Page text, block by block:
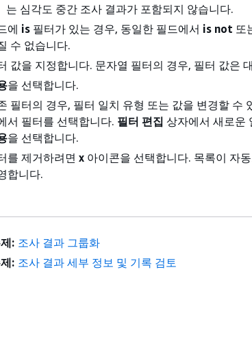
는 심각도 중간 조사 결과가 포함되지 않습니다.
에 is 필터가 있는 경우, 동일한 필드에서 is not 또
수 없습니다.
값을 지정합니다. 문자열 필터의 경우, 필터 값은
을 선택합니다.
필터의 경우, 필터 일치 유형 또는 값을 변경할 수
서 필터를 선택합니다. 필터 편집 상자에서 새로운
을 선택합니다.
를 제거하려면 x 아이콘을 선택합니다. 목록이 자
합니다.
: 조사 결과 그룹화
: 조사 결과 세부 정보 및 기록 검토